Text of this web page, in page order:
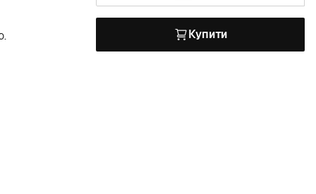
Купити